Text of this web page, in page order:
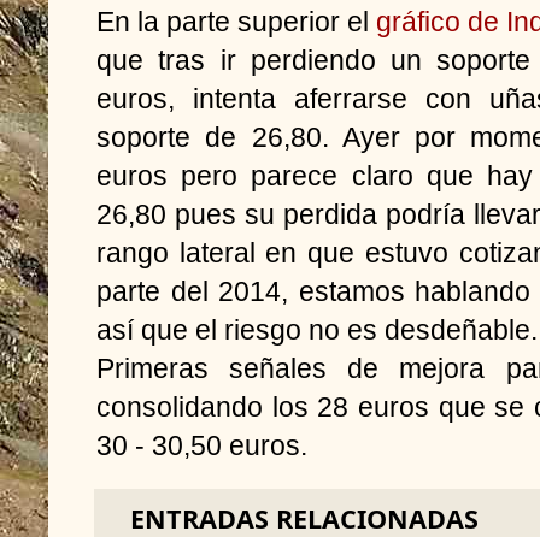
En la parte superior el gráfico de
que tras ir perdiendo un
euros, intenta aferrarse con
soporte de 26,80. Ayer por
euros pero parece claro que
26,80 pues su perdida podría
rango lateral en que estuvo
parte del 2014, estamos
así que el riesgo no es desdeñable.
Primeras señales de mejora
consolidando los 28 euros que se
30 - 30,50 euros.
ENTRADAS RELACIONADAS